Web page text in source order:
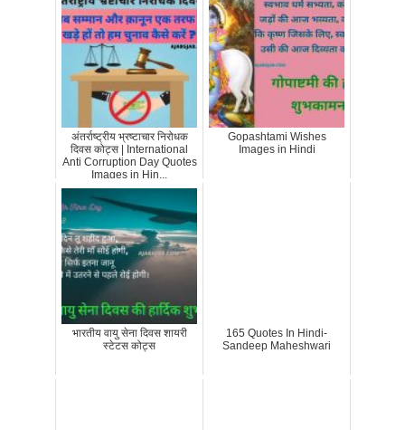
अंतर्राष्ट्रीय भ्रष्टाचार निरोधक
दिवस कोट्स | International
Anti Corruption Day Quotes
Images in Hin...
Gopashtami Wishes
Images in Hindi
भारतीय वायु सेना दिवस शायरी
स्टेटस कोट्स
165 Quotes In Hindi-
Sandeep Maheshwari